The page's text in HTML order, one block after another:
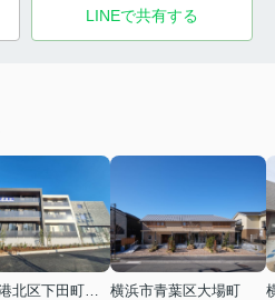
LINEで共有する
横浜市青葉区大場町